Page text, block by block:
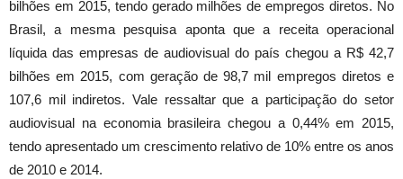
bilhões em 2015, tendo gerado milhões de empregos diretos. No
Brasil, a mesma pesquisa aponta que a receita operacional
líquida das empresas de audiovisual do país chegou a R$ 42,7
bilhões em 2015, com geração de 98,7 mil empregos diretos e
107,6 mil indiretos. Vale ressaltar que a participação do setor
audiovisual na economia brasileira chegou a 0,44% em 2015,
tendo apresentado um crescimento relativo de 10% entre os anos
de 2010 e 2014.